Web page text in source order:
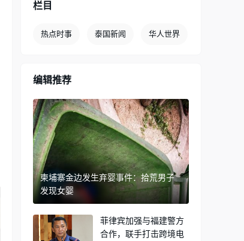
栏目
热点时事 泰国新闻 华人世界
编辑推荐
柬埔寨金边发生弃婴事件：拾荒男子
发现女婴
菲律宾加强与福建警方
合作，联手打击跨境电